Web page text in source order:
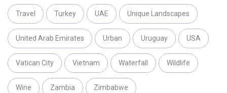
Travel Turkey UAE Unique Landscapes
United Arab Emirates Urban Uruguay USA
Vatican City Vietnam Waterfall Wildlife
Wine Zambia Zimbabwe